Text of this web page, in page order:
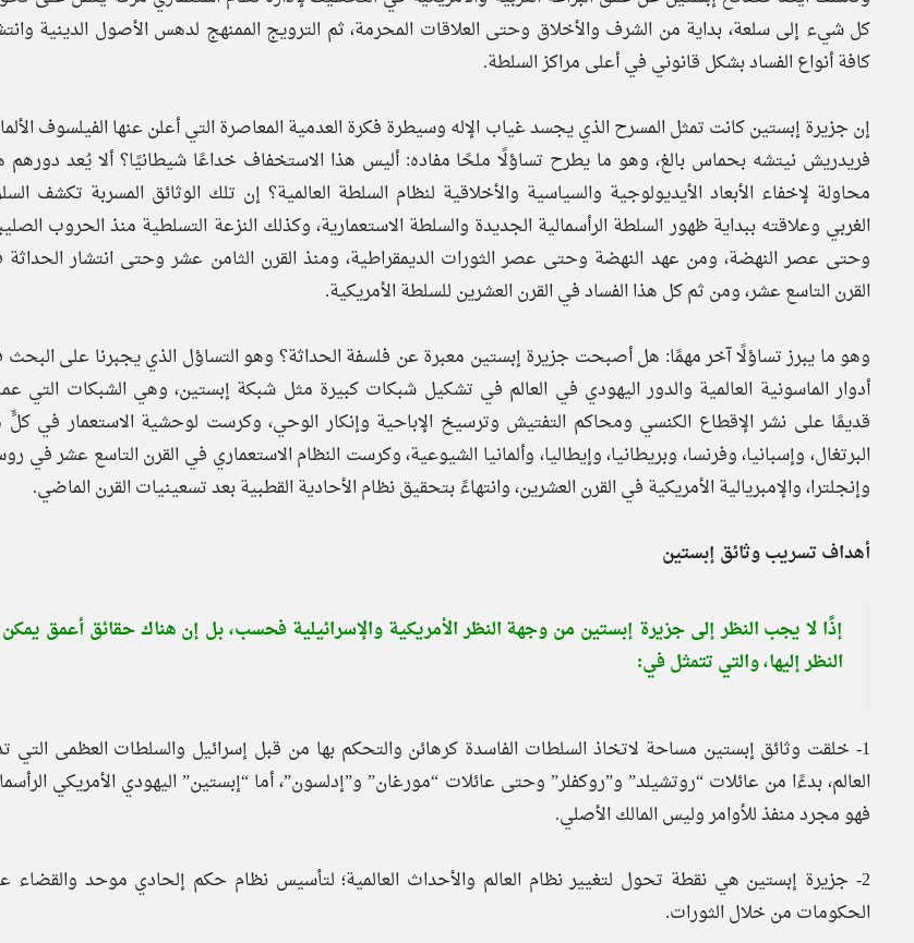
كل شيء إلى سلعة، بداية من الشرف والأخلاق وحتى العلاقات المحرمة، ثم الترويج الممنهج لدهس الأصول الدينية
كافة أنواع الفساد بشكل قانوني في أعلى مراكز السلطة.
إن جزيرة إبستين كانت تمثل المسرح الذي يجسد غياب الإله وسيطرة فكرة العدمية المعاصرة التي أعلن عنها الفيلسوف
فريدريش نيتشه بحماس بالغ، وهو ما يطرح تساؤلًا ملحًا مفاده: أليس هذا الاستخفاف خداعًا شيطانيًا؟ ألا يُعد دورهم
محاولة لإخفاء الأبعاد الأيديولوجية والسياسية والأخلاقية لنظام السلطة العالمية؟ إن تلك الوثائق المسربة تكشف
الغربي وعلاقته ببداية ظهور السلطة الرأسمالية الجديدة والسلطة الاستعمارية، وكذلك النزعة التسلطية منذ الحروب
وحتى عصر النهضة، ومن عهد النهضة وحتى عصر الثورات الديمقراطية، ومنذ القرن الثامن عشر وحتى انتشار
القرن التاسع عشر، ومن ثم كل هذا الفساد في القرن العشرين للسلطة الأمريكية.
وهو ما يبرز تساؤلًا آخر مهمًا: هل أصبحت جزيرة إبستين معبرة عن فلسفة الحداثة؟ وهو التساؤل الذي يجبرنا على
أدوار الماسونية العالمية والدور اليهودي في العالم في تشكيل شبكات كبيرة مثل شبكة إبستين، وهي الشبكات التي
قديمًا على نشر الإقطاع الكنسي ومحاكم التفتيش وترسيخ الإباحية وإنكار الوحي، وكرست لوحشية الاستعمار في
البرتغال، وإسبانيا، وفرنسا، وبريطانيا، وإيطاليا، وألمانيا الشيوعية، وكرست النظام الاستعماري في القرن التاسع عشر في
وإنجلترا، والإمبريالية الأمريكية في القرن العشرين، وانتهاءً بتحقيق نظام الأحادية القطبية بعد تسعينيات القرن الماضي.
أهداف تسريب وثائق إبستين
إذًا لا يجب النظر إلى جزيرة إبستين من وجهة النظر الأمريكية والإسرائيلية فحسب، بل إن هناك حقائق أعمق يمكن
النظر إليها، والتي تتمثل في:
1- خلقت وثائق إبستين مساحة لاتخاذ السلطات الفاسدة كرهائن والتحكم بها من قبل إسرائيل والسلطات العظمى التي
العالم، بدءًا من عائلات “روتشيلد” و”روكفلر” وحتى عائلات “مورغان” و”إدلسون”، أما “إبستين” اليهودي الأمريكي
فهو مجرد منفذ للأوامر وليس المالك الأصلي.
2- جزيرة إبستين هي نقطة تحول لتغيير نظام العالم والأحداث العالمية؛ لتأسيس نظام حكم إلحادي موحد والقضاء
الحكومات من خلال الثورات.